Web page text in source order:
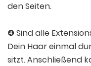
den Seiten.
❹ Sind alle
Dein Haar einmal
sitzt. Anschließend